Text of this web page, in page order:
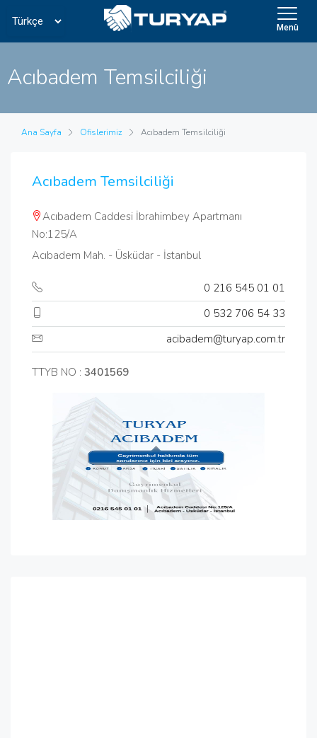
Menü
Acıbadem Temsilciliği
Ana Sayfa Ofislerimiz Acıbadem Temsilciliği
Acıbadem Temsilciliği
Acıbadem Caddesi İbrahimbey Apartmanı
No:125/A
Acıbadem Mah. - Üsküdar - İstanbul
0 216 545 01 01
0 532 706 54 33
acibadem@turyap.com.tr
TTYB NO : 3401569